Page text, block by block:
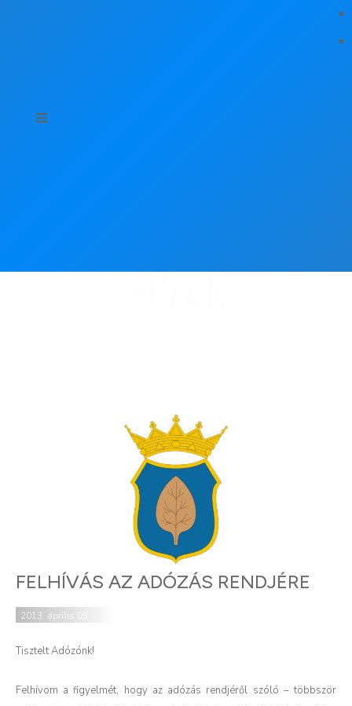
FELHÍVÁS AZ ADÓZÁS RENDJÉRE
2013. április 03.
Tisztelt Adózónk!
Felhívom a figyelmét, hogy az adózás rendjéről szóló – többször